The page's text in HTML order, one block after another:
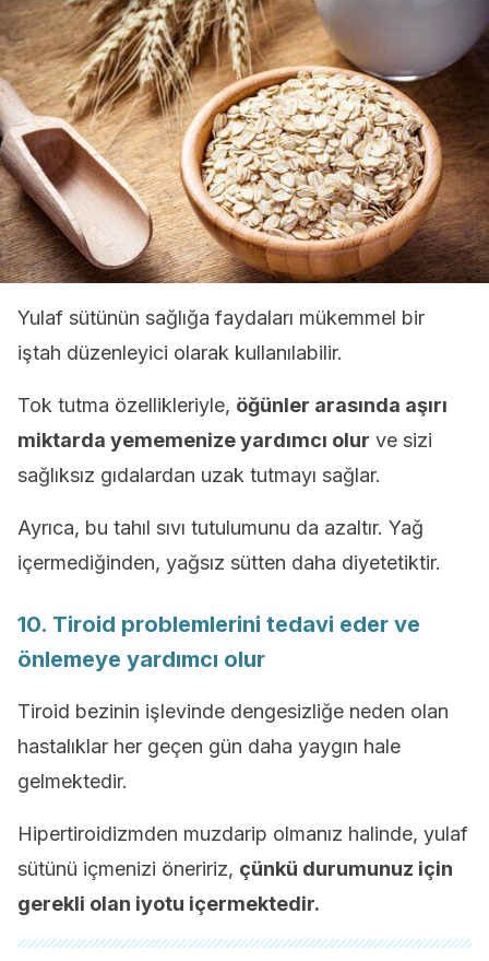
Yulaf sütünün sağlığa faydaları mükemmel bir
iştah düzenleyici olarak kullanılabilir.
Tok tutma özellikleriyle, öğünler arasında aşırı
miktarda yememenize yardımcı olur ve sizi
sağlıksız gıdalardan uzak tutmayı sağlar.
Ayrıca, bu tahıl sıvı tutulumunu da azaltır. Yağ
içermediğinden, yağsız sütten daha diyetetiktir.
10. Tiroid problemlerini tedavi eder ve
önlemeye yardımcı olur
Tiroid bezinin işlevinde dengesizliğe neden olan
hastalıklar her geçen gün daha yaygın hale
gelmektedir.
Hipertiroidizmden muzdarip olmanız halinde, yulaf
sütünü içmenizi öneririz, çünkü durumunuz için
gerekli olan iyotu içermektedir.